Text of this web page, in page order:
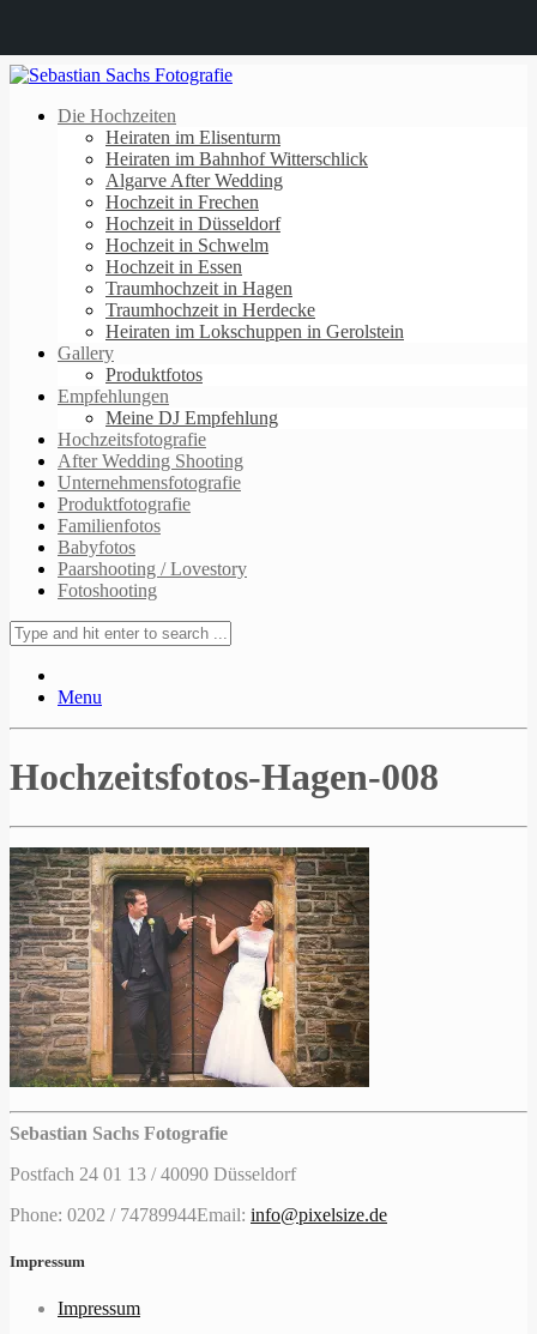
Die Hochzeiten
Heiraten im Elisenturm
Heiraten im Bahnhof Witterschlick
Algarve After Wedding
Hochzeit in Frechen
Hochzeit in Düsseldorf
Hochzeit in Schwelm
Hochzeit in Essen
Traumhochzeit in Hagen
Traumhochzeit in Herdecke
Heiraten im Lokschuppen in Gerolstein
Gallery
Produktfotos
Empfehlungen
Meine DJ Empfehlung
Hochzeitsfotografie
After Wedding Shooting
Unternehmensfotografie
Produktfotografie
Familienfotos
Babyfotos
Paarshooting / Lovestory
Fotoshooting
Menu
Hochzeitsfotos-Hagen-008
Sebastian Sachs Fotografie
Postfach 24 01 13 / 40090 Düsseldorf
Phone: 0202 / 74789944Email: info@pixelsize.de
Impressum
Impressum